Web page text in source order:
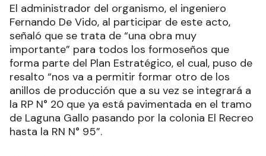
El administrador del organismo, el ingeniero
Fernando De Vido, al participar de este acto,
señaló que se trata de “una obra muy
importante” para todos los formoseños que
forma parte del Plan Estratégico, el cual, puso de
resalto “nos va a permitir formar otro de los
anillos de producción que a su vez se integrará a
la RP N° 20 que ya está pavimentada en el tramo
de Laguna Gallo pasando por la colonia El Recreo
hasta la RN N° 95”.